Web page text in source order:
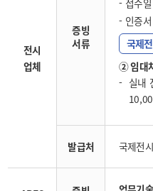
전시
업체
증빙
서류
인증
국제
② 임대
실내
발급처 국제전